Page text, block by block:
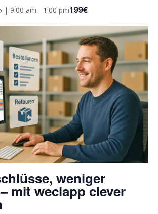
| 9:00 am - 1:00 pm199€
weniger
mit weclapp clever